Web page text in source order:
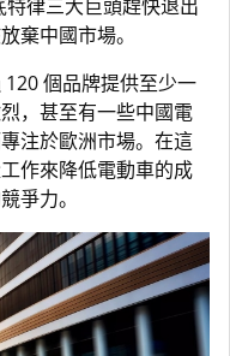
律三大巨頭趕快退出
棄中國市場。
個品牌提供至少一
，甚至有一些中國電
注於歐洲市場。在這
作來降低電動車的成
爭力。